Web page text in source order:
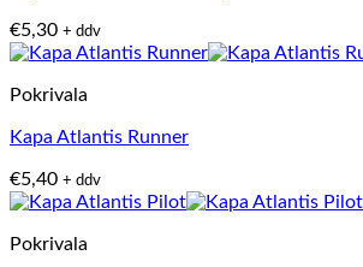
€5,30 + ddv
Pokrivala
Kapa Atlantis Runner
€5,40 + ddv
Pokrivala